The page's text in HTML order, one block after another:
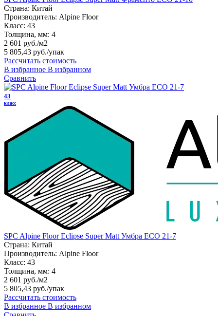
Страна: Китай
Производитель: Alpine Floor
Класс: 43
Толщина, мм: 4
2 601 руб./м2
5 805,43 руб./упак
Рассчитать стоимость
В избранное В избранном
Сравнить
43
класс
SPC Alpine Floor Eclipse Super Matt Умбра ЕСО 21-7
Страна: Китай
Производитель: Alpine Floor
Класс: 43
Толщина, мм: 4
2 601 руб./м2
5 805,43 руб./упак
Рассчитать стоимость
В избранное В избранном